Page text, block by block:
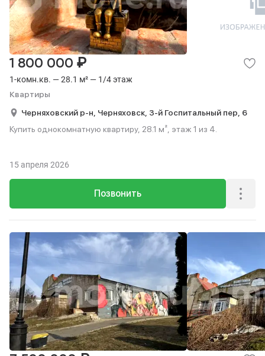
1-комн.кв. — 28.1 м² — 1/4 этаж
Квартиры
1 800 000 ₽
Черняховский р-н, Черняховск, 3-й Госпитальный пер, 6
Купить однокомнатную квартиру, 28.1 м², этаж 1 из 4.
Позвонить
15 апреля 2026